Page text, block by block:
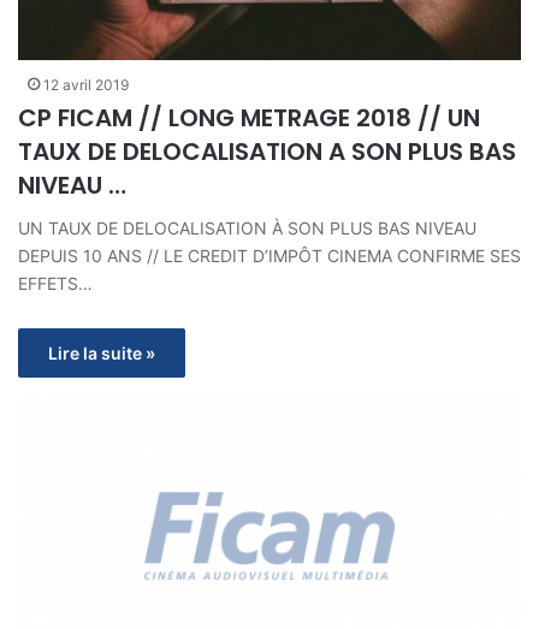
12 avril 2019
CP FICAM // LONG METRAGE 2018 // UN
TAUX DE DELOCALISATION A SON PLUS BAS
NIVEAU …
UN TAUX DE DELOCALISATION À SON PLUS BAS NIVEAU
DEPUIS 10 ANS // LE CREDIT D’IMPÔT CINEMA CONFIRME SES
EFFETS…
Lire la suite »